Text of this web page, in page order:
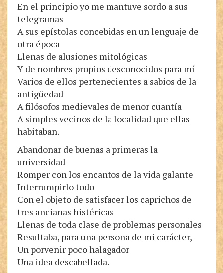
En el principio yo me mantuve sordo a sus
telegramas
A sus epístolas concebidas en un lenguaje de
otra época
Llenas de alusiones mitológicas
Y de nombres propios desconocidos para mí
Varios de ellos pertenecientes a sabios de la
antigüedad
A filósofos medievales de menor cuantía
A simples vecinos de la localidad que ellas
habitaban.
Abandonar de buenas a primeras la
universidad
Romper con los encantos de la vida galante
Interrumpirlo todo
Con el objeto de satisfacer los caprichos de
tres ancianas histéricas
Llenas de toda clase de problemas personales
Resultaba, para una persona de mi carácter,
Un porvenir poco halagador
Una idea descabellada.